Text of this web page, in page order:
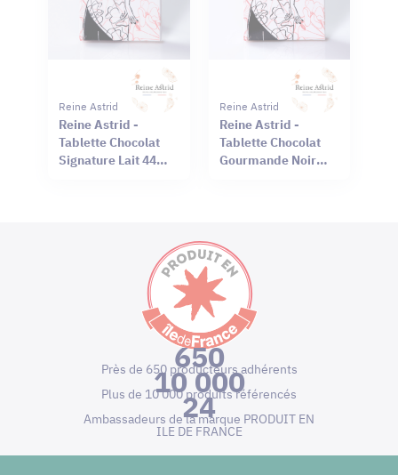
Reine Astrid
Reine Astrid -
Tablette Chocolat
Signature Lait 44%
Reine Astrid
Reine Astrid -
Tablette Chocolat
Gourmande Noir
650
Près de 650 producteurs adhérents
10 000
Plus de 10 000 produits référencés
24
Ambassadeurs de la marque PRODUIT EN
ILE DE FRANCE